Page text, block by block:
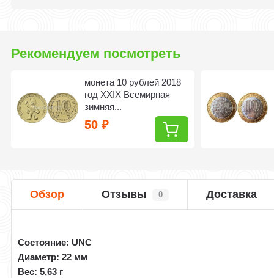
Рекомендуем посмотреть
монета 10 рублей 2018
год XXIX Всемирная
зимняя...
50₽
Обзор Отзывы 0 Доставка
Состояние: UNC
Диаметр: 22 мм
Вес: 5,63 г